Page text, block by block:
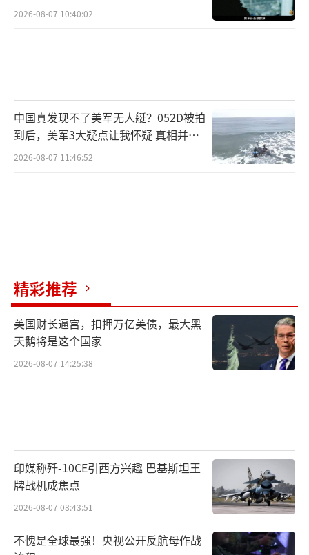
2026-08-07 10:40:02
中国真发现不了美军无人艇？052D被拍
到后，美军3大疑点让我怀疑 真相并非
如此
2026-08-07 11:46:52
精彩推荐
美国财长逼宫，扣押万亿美债，最大黑
天鹅将是这个国家
2026-08-07 14:25:38
印媒称歼-10CE引西方兴趣 巴基斯坦王
牌战机成焦点
2026-08-07 08:43:51
不愧是全球最强！央视公开反航母作战